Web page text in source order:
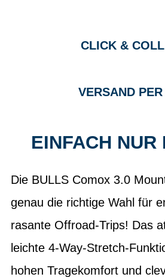
CLICK &
VERSAND
EINFACH NUR
Die BULLS Comox 3.0
genau die richtige Wahl für
rasante Offroad-Trips! Das
leichte 4-Way-Stretch-
hohen Tragekomfort und